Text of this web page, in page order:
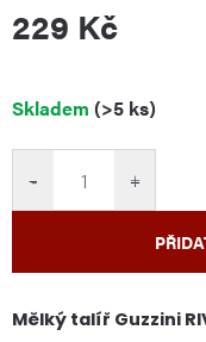
229 Kč
Měrná
Skladem (>5 ks)
+
−
Mělký talíř Guzzini